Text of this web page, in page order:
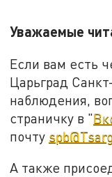
Уважаемые
Если вам есть
Царьград
наблюдения,
страничку в "
почту
А также